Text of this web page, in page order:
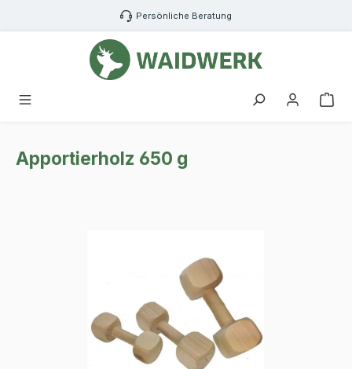
Zum Hauptinhalt springen Persönliche Beratung
Apportierholz 650 g